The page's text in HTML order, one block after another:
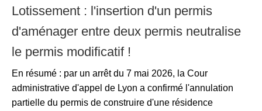
Lotissement : l'insertion d'un permis
d'aménager entre deux permis neutralise
le permis modificatif !
En résumé : par un arrêt du 7 mai 2026, la Cour
administrative d'appel de Lyon a confirmé l'annulation
partielle du permis de construire d'une résidence